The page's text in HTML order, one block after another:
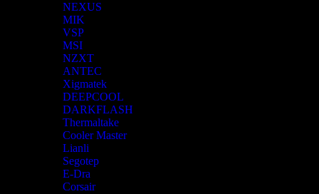
NEXUS
MIK
VSP
MSI
NZXT
ANTEC
Xigmatek
DEEPCOOL
DARKFLASH
Thermaltake
Cooler Master
Lianli
Segotep
E-Dra
Corsair